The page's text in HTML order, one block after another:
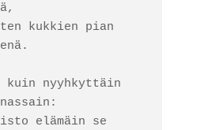
kukkien pian
kuin nyyhkyttäin
elämäin se